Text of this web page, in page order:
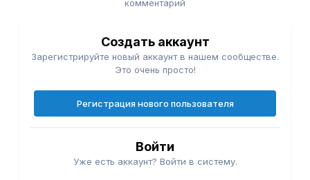
комментарий
Создать аккаунт
Зарегистрируйте новый аккаунт в нашем сообществе.
Это очень просто!
Регистрация нового пользователя
Войти
Уже есть аккаунт? Войти в систему.